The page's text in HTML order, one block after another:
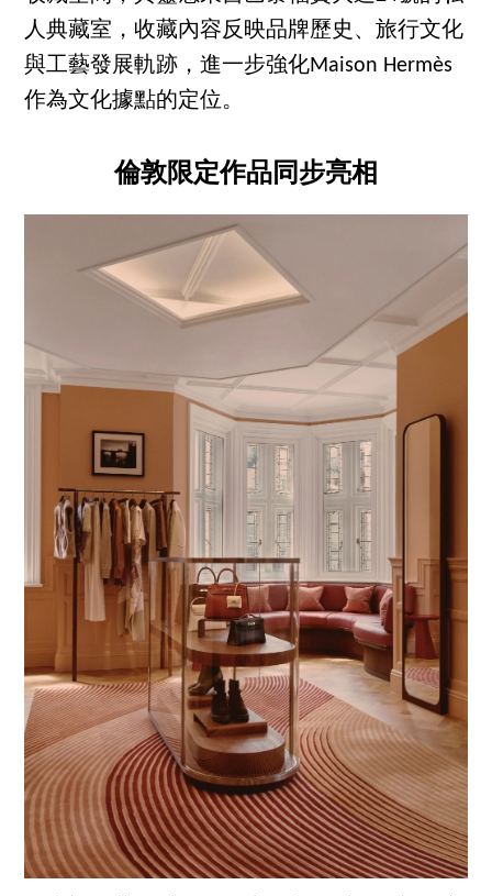
人典藏室，收藏內容反映品牌歷史、旅行文化
與工藝發展軌跡，進一步強化Maison Hermès
作為文化據點的定位。
倫敦限定作品同步亮相